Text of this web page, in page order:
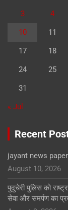
3 4
10 11
17 18
24 25
31
« Jul
Recent
jayant news
August 10, 2026
पुदुचेरी पुलिस को
सेवा और समर्पण का